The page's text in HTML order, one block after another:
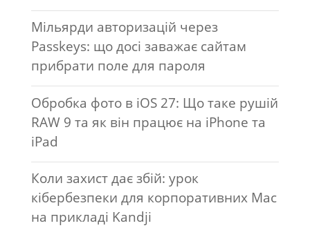
Мільярди авторизацій через
Passkeys: що досі заважає сайтам
прибрати поле для пароля
Обробка фото в iOS 27: Що таке рушій
RAW 9 та як він працює на iPhone та
iPad
Коли захист дає збій: урок
кібербезпеки для корпоративних Mac
на прикладі Kandji